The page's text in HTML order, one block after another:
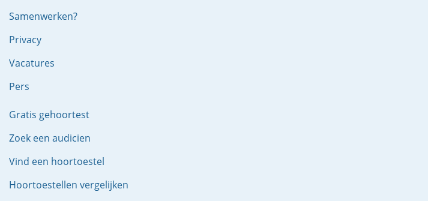
Samenwerken?
Privacy
Vacatures
Pers
Gratis gehoortest
Zoek een audicien
Vind een hoortoestel
Hoortoestellen vergelijken